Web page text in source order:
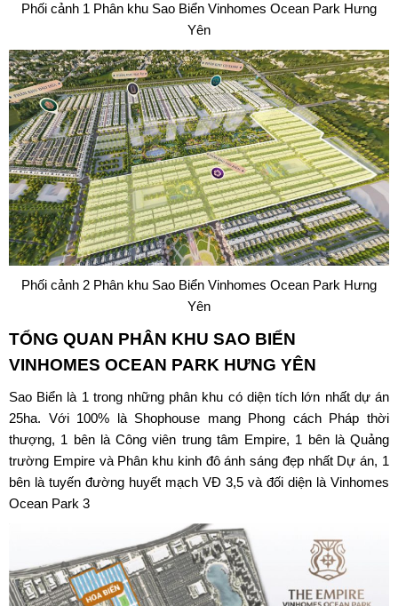
Phối cảnh 1 Phân khu Sao Biển Vinhomes Ocean Park Hưng
Yên
Phối cảnh 2 Phân khu Sao Biển Vinhomes Ocean Park Hưng
Yên
TỔNG QUAN PHÂN KHU SAO BIỂN
VINHOMES OCEAN PARK HƯNG YÊN
Sao Biển là 1 trong những phân khu có diện tích lớn nhất dự án
25ha. Với 100% là Shophouse mang Phong cách Pháp thời
thượng, 1 bên là Công viên trung tâm Empire, 1 bên là Quảng
trường Empire và Phân khu kinh đô ánh sáng đẹp nhất Dự án, 1
bên là tuyến đường huyết mạch VĐ 3,5 và đối diện là Vinhomes
Ocean Park 3